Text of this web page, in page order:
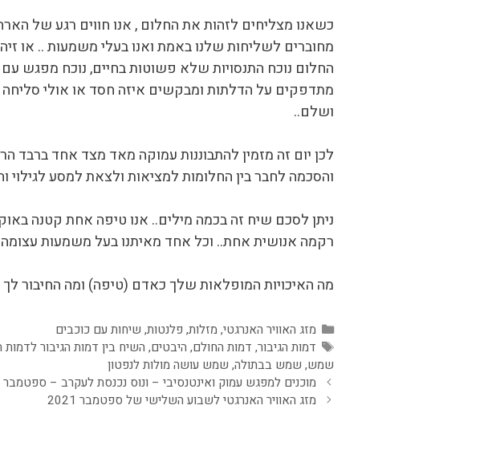
כשאנו מצליחים לזהות את החלום , אנו חווים רגע של
מחוברים לשליחות שלנו באמת ואנו בעלי משמעות .. או
החלום נוכח התנסויות שלא פשוטות בחיים, נוכח מפגש עם
מתדפקים על הדלתות ומבקשים איזה חסד או אולי
ושלם..
לכן יום זה מזמין להתבוננות עמוקה מאד מצד אחד ברבד
והסכמה לחבר בין החלומות למציאות ולצאת למסע לגילוי
ניתן לסכם שיח זה בכמה מילים.. אנו טיפה אחת קטנה
רקמה אנושית אחת.. וכל אחד מאיתנו בעל משמעות
מה האיכויות המופלאות שלך כאדם (טיפה) ומה החיבור
קטגוריות
מזג האוויר האנרגטי, מזלות, פלנטות, שיחות עם כוכבים
תגיות
דמות הגיבור, דמות החולם, היבטים, השיח בין דמות הגיבור לדמות
שמש, שמש בבתולה, שמש עושה מולות לנפטון
מוכנים למפגש עמוק ואינטנסיבי – ונוס נכנסת לעקרב – ספטמבר 2021
מזג האוויר האנרגטי לשבוע השלישי של ספטמבר 2021